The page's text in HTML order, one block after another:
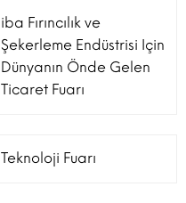
iba Fırıncılık ve
Şekerleme Endüstrisi Için
Dünyanın Önde Gelen
Ticaret Fuarı
Teknoloji Fuarı